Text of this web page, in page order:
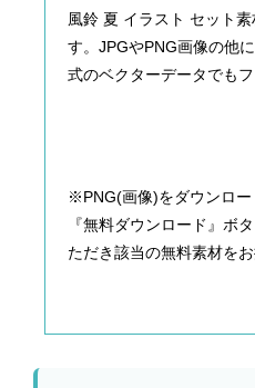
風鈴 夏 イラスト セット
す。JPGやPNG画像の他
式のベクターデータでもフ
※PNG(画像)をダウンロ
『無料ダウンロード』ボ
ただき該当の無料素材をお